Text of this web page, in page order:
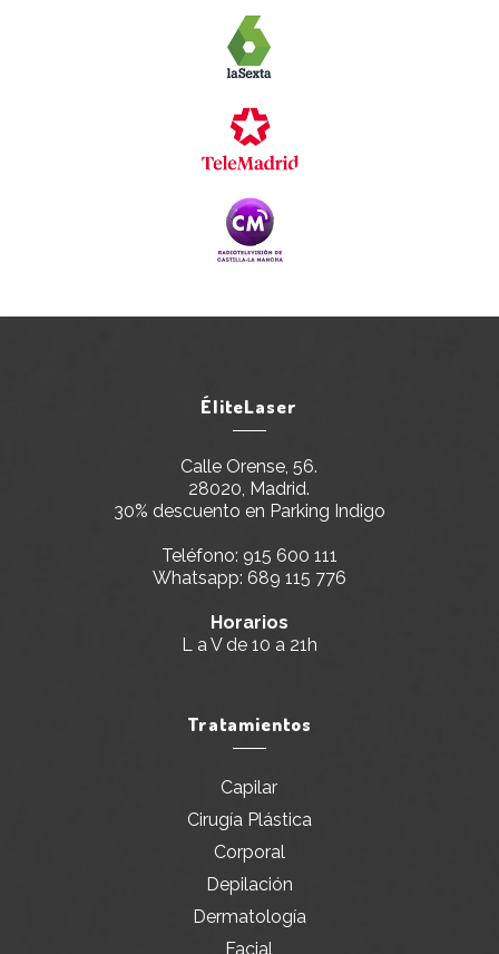
ÉliteLaser
Calle Orense, 56.
28020, Madrid.
30% descuento en Parking Indigo
Teléfono: 915 600 111
Whatsapp: 689 115 776
Horarios
L a V de 10 a 21h
Tratamientos
Capilar
Cirugía Plástica
Corporal
Depilación
Dermatología
Facial